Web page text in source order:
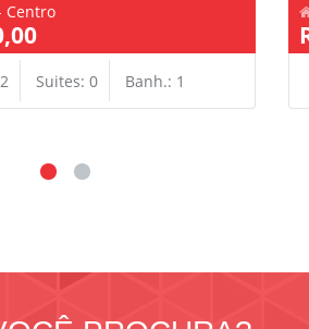
Centro
Suites: 0 Banh.: 1